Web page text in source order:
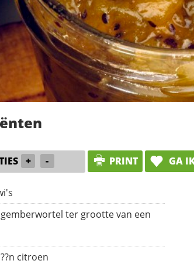
+ - PRINT GA
ter grootte van een
citroen